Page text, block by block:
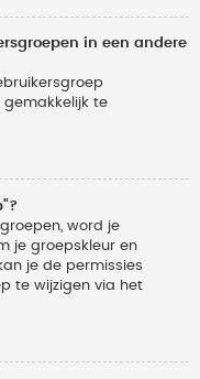
in een andere
gemakkelijk te
word je
je groepskleur en
je de permissies
te wijzigen via het